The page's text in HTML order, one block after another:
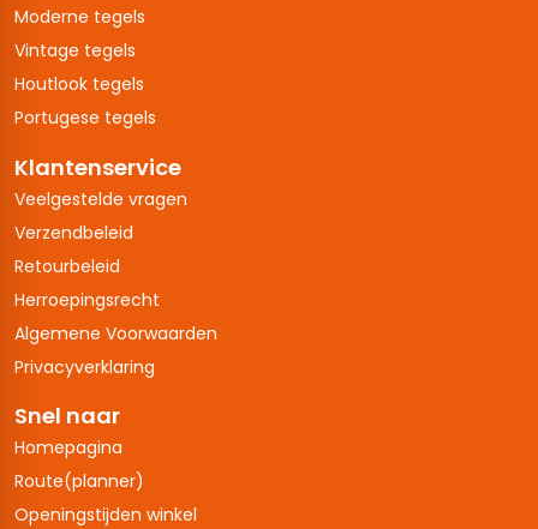
Moderne tegels
Vintage tegels
Houtlook tegels
Portugese tegels
Klantenservice
Veelgestelde vragen
Verzendbeleid
Retourbeleid
Herroepingsrecht
Algemene Voorwaarden
Privacyverklaring
Snel naar
Homepagina
Route(planner)
Openingstijden winkel